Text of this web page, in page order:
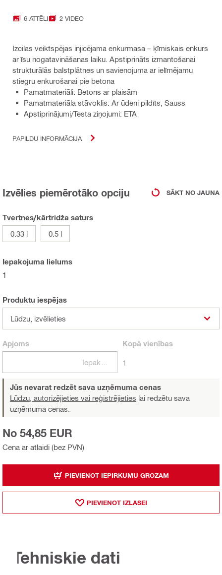
6 ATTĒLI 2 VIDEO
Izcilas veiktspējas injicējama enkurmasa – ķīmiskais enkurs
ar īsu nogatavināšanas laiku. Apstiprināts izmantošanai
strukturālās balstplātnes un savienojuma ar ielīmējamu
stiegru enkurošanai pie betona
Pamatmateriāli: Betons ar plaisām
Pamatmateriāla stāvoklis: Ar ūdeni pildīts, Sauss
Apstiprinājumi/Testa ziņojumi: ETA
PAPILDU INFORMĀCIJA
Izvēlies piemērotāko opciju SĀKT NO JAUNA
Tvertnes/kārtridža saturs
0.33 l
0.5 l
Iepakojuma lielums
1
Produktu iespējas
Lūdzu, izvēlieties
Apjoms Kopā vienības
1
Jūs nevarat redzēt sava uzņēmuma cenas
Lūdzu, autorizējieties vai reģistrējieties lai redzētu sava
uzņēmuma cenas.
Cena ar atlaidi (bez PVN)
No 54,85 EUR
PIEVIENOT IEPIRKUMU GROZAM
PIEVIENOT IZLASEI
Tehniskie dati